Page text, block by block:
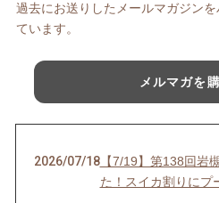
過去にお送りしたメールマガジン
ています。
メルマガを
2026/07/18【7/19】第138回岩
た！スイカ割りにプ